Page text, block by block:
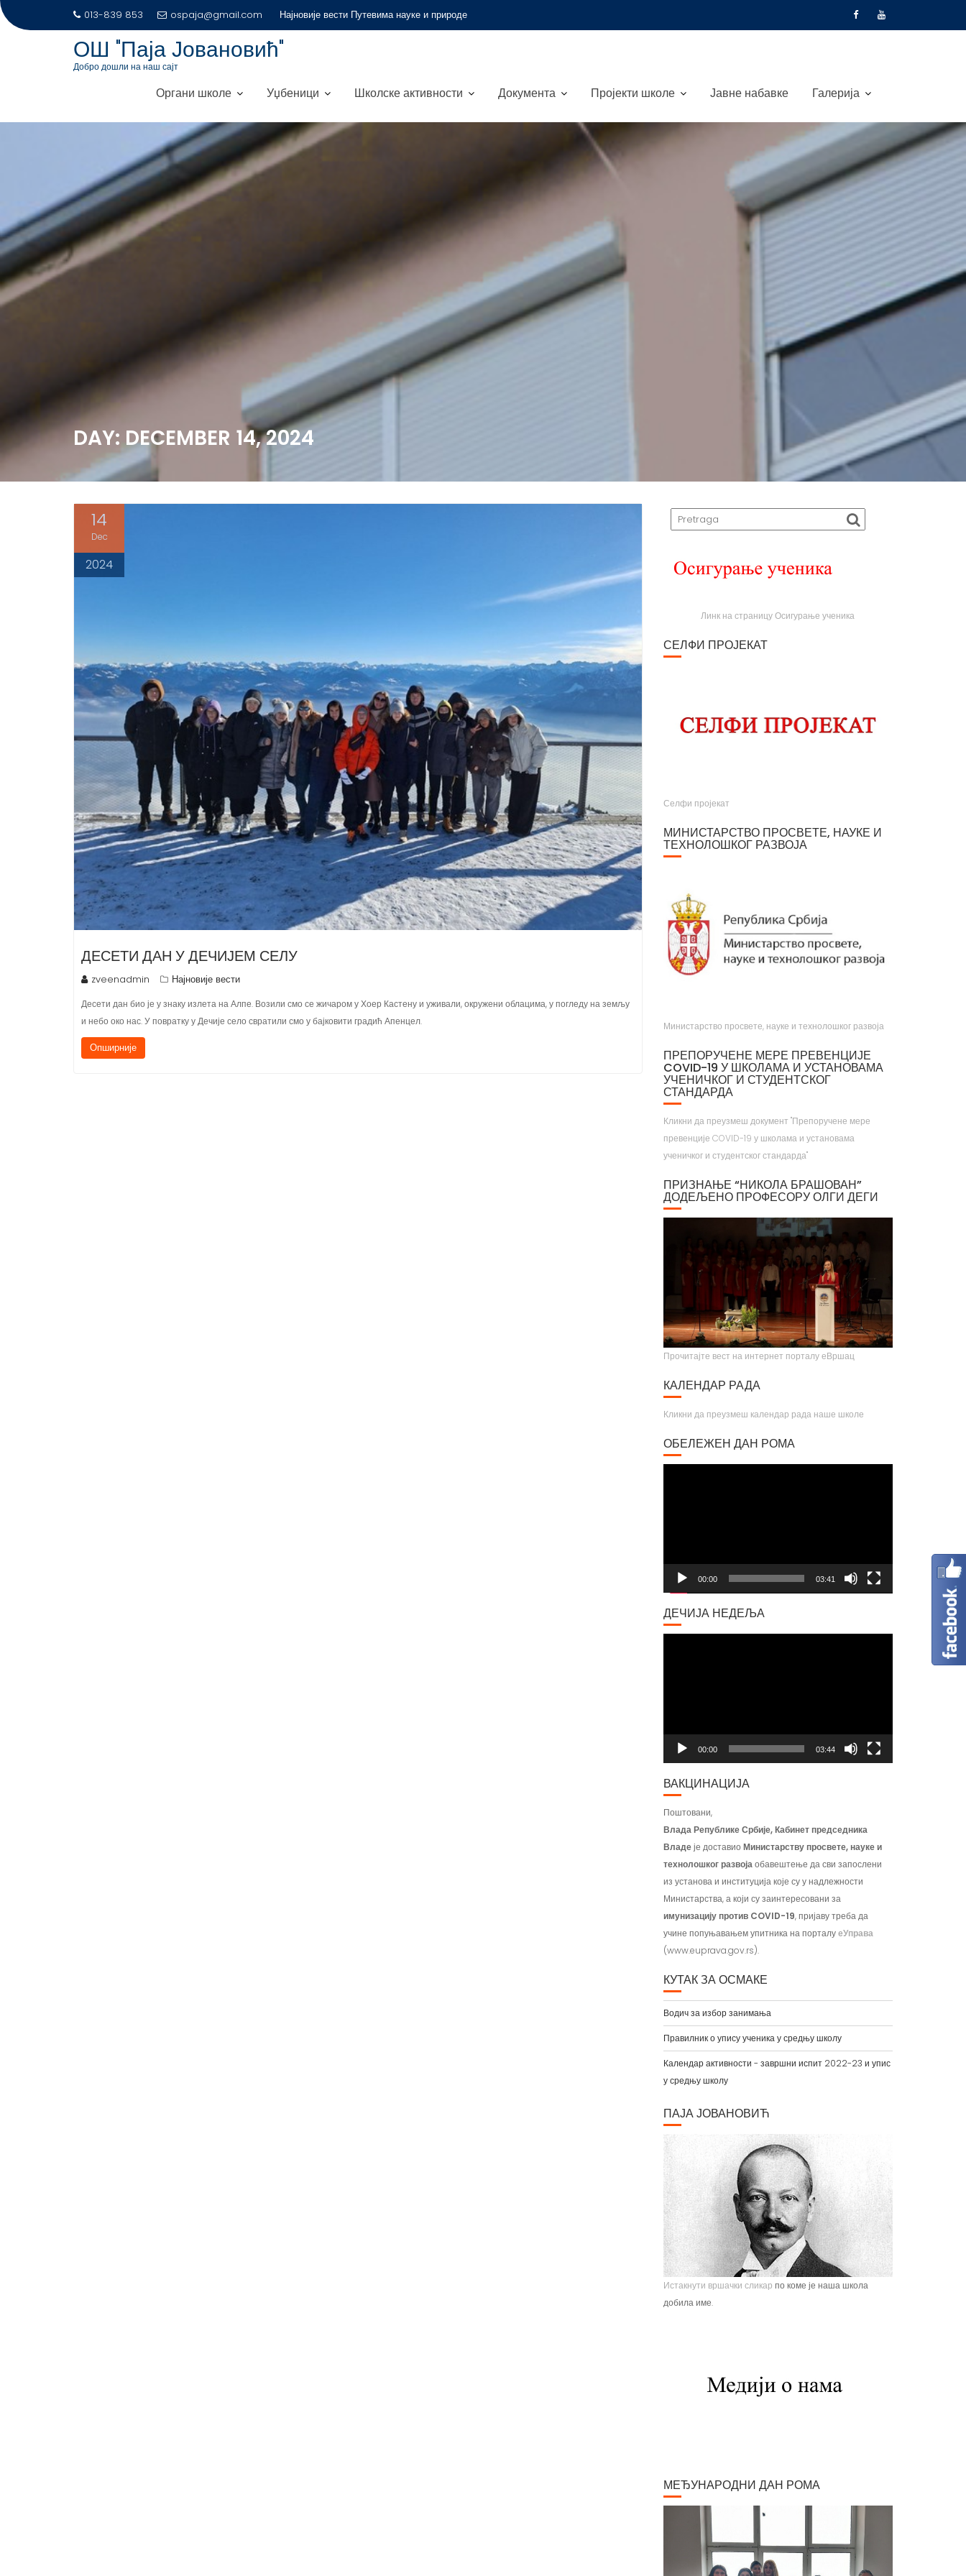
S
013-839 853 ospaja@gmail.com Најновије вести Путевима науке и природе
ОШ "Паја Јовановић"
Добро дошли на наш сајт
Органи школе Уџбеници Школске активности Документа Пројекти школе Јавне набавке Галерија
DAY: DECEMBER 14, 2024
14
Dec
2024
ДЕСЕТИ ДАН У ДЕЧИЈЕМ СЕЛУ
zveenadmin Најновије вести
Десети дан био је у знаку излета на Алпе. Возили смо се жичаром у Хоер Кастену и уживали, окружени облацима, у погледу на земљу
и небо око нас. У повратку у Дечије село свратили смо у бајковити градић Апенцел.
Опширније
Линк на страницу Осигурање ученика
СЕЛФИ ПРОЈЕКАТ
Селфи пројекат
МИНИСТАРСТВО ПРОСВЕТЕ, НАУКЕ И
ТЕХНОЛОШКОГ РАЗВОЈА
Министарство просвете, науке и технолошког развоја
ПРЕПОРУЧЕНЕ МЕРЕ ПРЕВЕНЦИЈЕ
COVID-19 У ШКОЛАМА И УСТАНОВАМА
УЧЕНИЧКОГ И СТУДЕНТСКОГ
СТАНДАРДА
Кликни да преузмеш документ "Препоручене мере
превенције COVID-19 у школама и установама
ученичког и студентског стандарда"
ПРИЗНАЊЕ “НИКОЛА БРАШОВАН”
ДОДЕЉЕНО ПРОФЕСОРУ ОЛГИ ДЕГИ
Прочитајте вест на интернет порталу еВршац
КАЛЕНДАР РАДА
Кликни да преузмеш календар рада наше школе
ОБЕЛЕЖЕН ДАН РОМА
00:00 03:41
ДЕЧИЈА НЕДЕЉА
00:00 03:44
ВАКЦИНАЦИЈА
Поштовани,
Влада Републике Србије, Кабинет председника
Владеје доставио Министарству просвете, науке и
технолошког развојаобавештење да сви запослени
из установа и институција које су у надлежности
Министарства, а који су заинтересовани за
имунизацију против COVID-19, пријаву треба да
учине попуњавањем упитника на порталуеУправа
(www.euprava.gov.rs).
КУТАК ЗА ОСМАКЕ
Водич за избор занимања
Правилник о упису ученика у средњу школу
Календар активности - завршни испит 2022-23 и упис
у средњу школу
ПАЈА ЈОВАНОВИЋ
Истакнути вршачки сликар по коме је наша школа
добила име.
је Сликарску академију у Бечу. Боравио је једно време у
Паризу, Бечу, Берлину, Лондону и Риму. На Светској
изложбу у Паризу 1900. године добио је златну медаљу
за слику "Крунисање цара Душана". Исте године
одликован је Орденом Белог орла V реда. Радио је
историјске композиције и портрете, композиције са
МЕЂУНАРОДНИ ДАН РОМА